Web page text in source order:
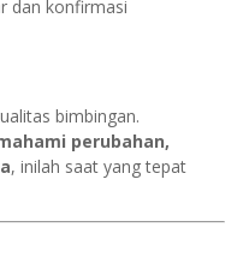
dan konfirmasi
bimbingan.
perubahan,
, inilah saat yang tepat